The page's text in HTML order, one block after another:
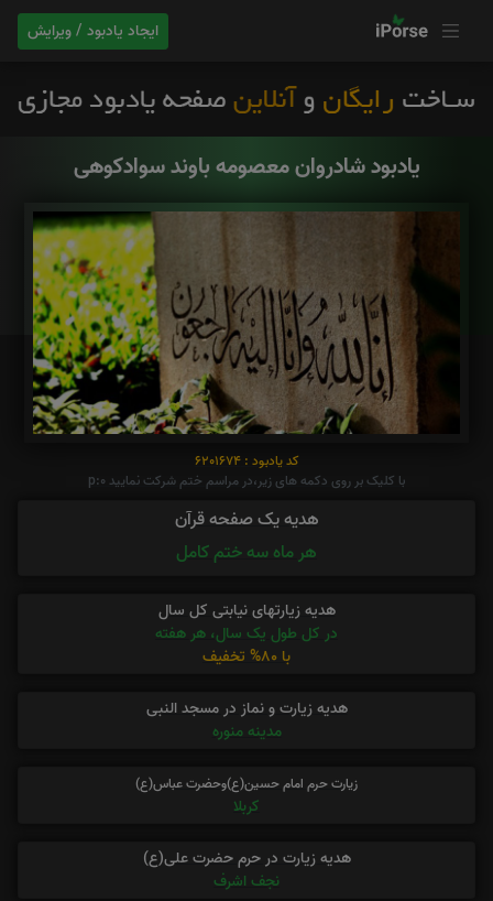
ایجاد یادبود / ویرایش
یادبود شادروان معصومه باوند سوادکوهی
کد یادبود : 6201674
با کلیک بر روی دکمه های زیر،در مراسم ختم شرکت نمایید p:0
هدیه یک صفحه قرآن
هر ماه سه ختم کامل
هدیه زیارتهای نیابتی کل سال
در کل طول یک سال، هر هفته
با 80% تخفیف
هدیه زیارت و نماز در مسجد النبی
مدینه منوره
زیارت حرم امام حسین(ع)وحضرت عباس(ع)
کربلا
هدیه زیارت در حرم حضرت علی(ع)
نجف اشرف